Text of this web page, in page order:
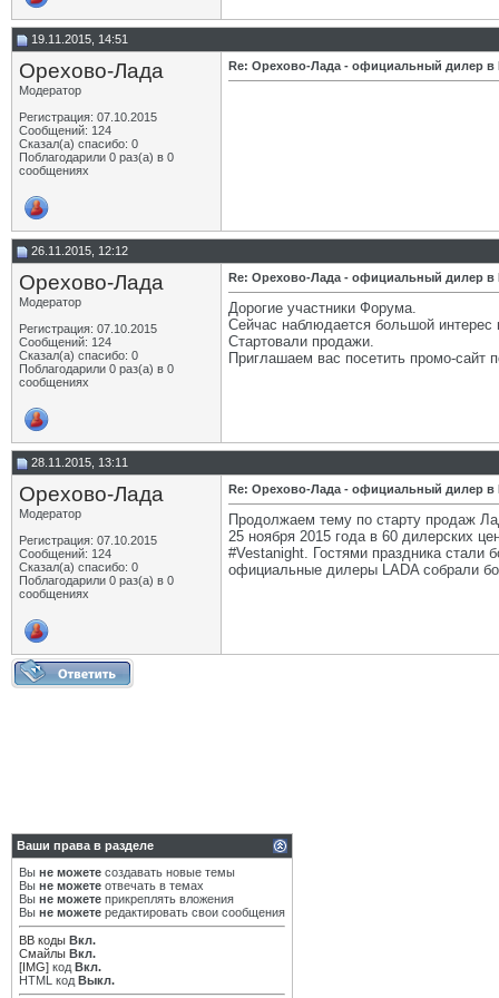
Орехово-Лада Re: Орехово-Лада -...13.07.2017,13:14
Орехово-Лада
Орехово-Лада
Re: Орехово-Лада -...01.11.2017,
13:42
Орехово-Лада
Re: Орехово-Лада -...20.11.2017,17:32
Орехово-Лада
Орехово-Лада Re: Орехово-Лада -...
Орехово-Лада
Орехово-Лада Re: Орехово-Лада -...16.07.2018,12:10
Орехово-Лада Re: Орехово-Лада -...31.08.2018,11:39
19.11.2015, 14:51
Орехово-Лада
Модератор
Регистрация: 07.10.2015
Сообщений: 124
Сказал(а) спасибо: 0
Поблагодарили 0 раз(а) в 0
сообщениях
Re: Орехово-Лада - официальный дилер в
26.11.2015, 12:12
Орехово-Лада
Модератор
Регистрация: 07.10.2015
Сообщений: 124
Сказал(а) спасибо: 0
Поблагодарили 0 раз(а) в 0
сообщениях
Re: Орехово-Лада - официальный дилер в
Дорогие участники Форума.
Сейчас наблюдается большой интерес
Стартовали продажи.
Приглашаем вас посетить промо-сайт
28.11.2015, 13:11
Орехово-Лада
Модератор
Регистрация: 07.10.2015
Сообщений: 124
Сказал(а) спасибо: 0
Поблагодарили 0 раз(а) в 0
сообщениях
Re: Орехово-Лада - официальный дилер в
Продолжаем тему по старту продаж
25 ноября 2015 года в 60 дилерских
#Vestanight. Гостями праздника стали
официальные дилеры LADA собрали
Ваши права в разделе
Вы не можете создавать новые темы
Вы не можете отвечать в темах
Вы не можете прикреплять вложения
Вы не можете редактировать свои сообщения
BB коды Вкл.
Смайлы Вкл.
[IMG] код Вкл.
HTML код Выкл.